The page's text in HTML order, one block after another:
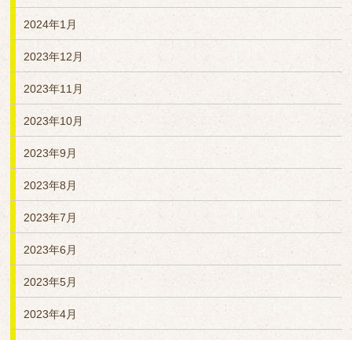
2024年1月
2023年12月
2023年11月
2023年10月
2023年9月
2023年8月
2023年7月
2023年6月
2023年5月
2023年4月